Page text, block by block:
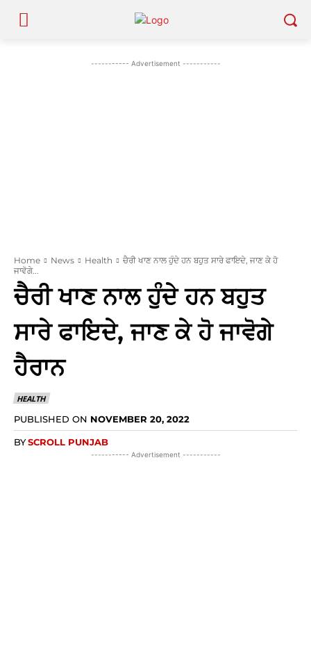
----------- Advertisement -----------
Home News Health
ਚੈਰੀ ਖਾਣ ਨਾਲ ਹੁੰਦੇ ਹਨ ਬਹੁਤ ਸਾਰੇ ਫਾਇਦੇ, ਜਾਣ ਕੇ ਹੋ
ਜਾਵੋਗੇ...
ਚੈਰੀ ਖਾਣ ਨਾਲ ਹੁੰਦੇ ਹਨ ਬਹੁਤ
ਸਾਰੇ ਫਾਇਦੇ, ਜਾਣ ਕੇ ਹੋ ਜਾਵੋਗੇ
ਹੈਰਾਨ
HEALTH
PUBLISHED ON NOVEMBER 20, 2022
BYSCROLL PUNJAB
----------- Advertisement -----------